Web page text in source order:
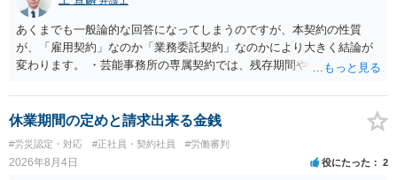
あくまでも一般論的な回答になってしまうのですが、本契約の性質
が、「雇用契約」なのか「業務委託契約」なのかにより大きく結論が
変わります。 ・芸能事務所の専属契約では、残存期間や報酬額、投下
務上よくあるからといって当然に適法という意味ではなく、実際の損
害との対応関係や合理性が重要です。 ・違約金に上限がなくても、常
に有効になるわけではありません。契約が労働契約に近い実態なら労
基法16条で無効となる余地があり、そうでなくても、金額が事務所の
損害と比べて過大なら無効や減額が争点になります。 ・契約前の修正
休業期間の定めと請求出来る金銭
#労災認定・対応 #正社員・契約社員 #労働審判
2026年8月4日 役にたった 2